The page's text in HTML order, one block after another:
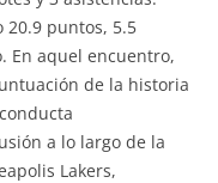
puntos, 5.5
En aquel encuentro,
de la historia
a lo largo de la
Lakers,